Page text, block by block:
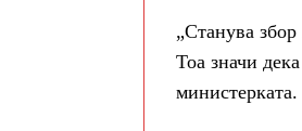
„Станува
Тоа значи
министерката.